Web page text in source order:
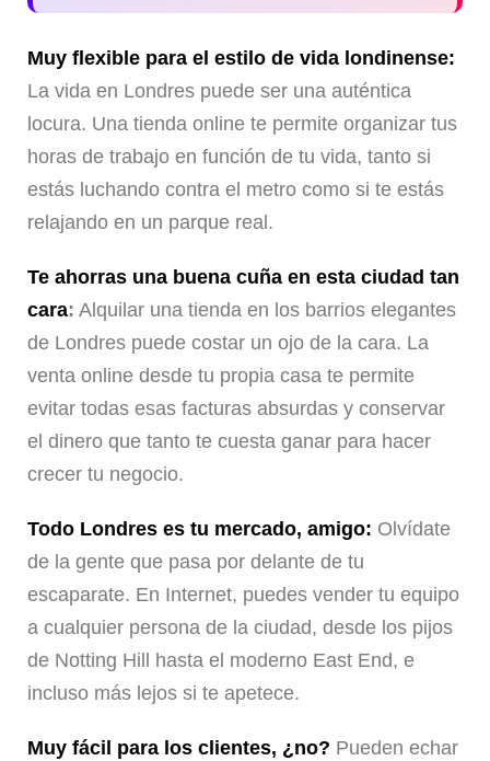
Muy flexible para el estilo de vida londinense:
La vida en Londres puede ser una auténtica
locura. Una tienda online te permite organizar tus
horas de trabajo en función de tu vida, tanto si
estás luchando contra el metro como si te estás
relajando en un parque real.
Te ahorras una buena cuña en esta ciudad tan
cara: Alquilar una tienda en los barrios elegantes
de Londres puede costar un ojo de la cara. La
venta online desde tu propia casa te permite
evitar todas esas facturas absurdas y conservar
el dinero que tanto te cuesta ganar para hacer
crecer tu negocio.
Todo Londres es tu mercado, amigo: Olvídate
de la gente que pasa por delante de tu
escaparate. En Internet, puedes vender tu equipo
a cualquier persona de la ciudad, desde los pijos
de Notting Hill hasta el moderno East End, e
incluso más lejos si te apetece.
Muy fácil para los clientes, ¿no? Pueden echar